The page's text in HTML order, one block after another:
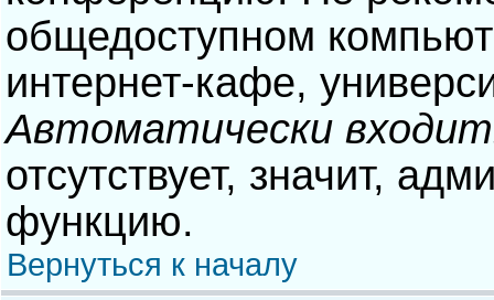
общедоступном
интернет-кафе,
Автоматически
отсутствует, значит,
функцию.
Вернуться к началу